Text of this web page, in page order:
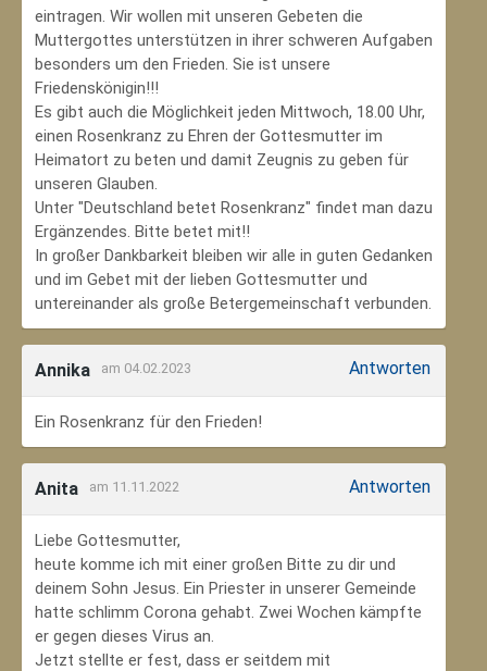
eintragen. Wir wollen mit unseren Gebeten die
Muttergottes unterstützen in ihrer schweren Aufgaben
besonders um den Frieden. Sie ist unsere
Friedenskönigin!!!
Es gibt auch die Möglichkeit jeden Mittwoch, 18.00 Uhr,
einen Rosenkranz zu Ehren der Gottesmutter im
Heimatort zu beten und damit Zeugnis zu geben für
unseren Glauben.
Unter "Deutschland betet Rosenkranz" findet man dazu
Ergänzendes. Bitte betet mit!!
In großer Dankbarkeit bleiben wir alle in guten Gedanken
und im Gebet mit der lieben Gottesmutter und
untereinander als große Betergemeinschaft verbunden.
Annika am 04.02.2023 Antworten
Ein Rosenkranz für den Frieden!
Anita am 11.11.2022 Antworten
Liebe Gottesmutter,
heute komme ich mit einer großen Bitte zu dir und
deinem Sohn Jesus. Ein Priester in unserer Gemeinde
hatte schlimm Corona gehabt. Zwei Wochen kämpfte
er gegen dieses Virus an.
Jetzt stellte er fest, dass er seitdem mit